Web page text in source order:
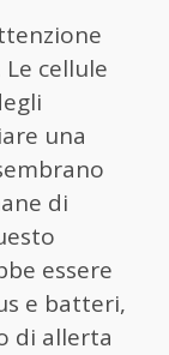
cellule
una
di
essere
e batteri,
di allerta